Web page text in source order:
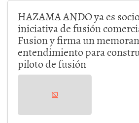
HAZAMA ANDO ya es
iniciativa de fusión
Fusion y firma un
entendimiento para
piloto de fusión